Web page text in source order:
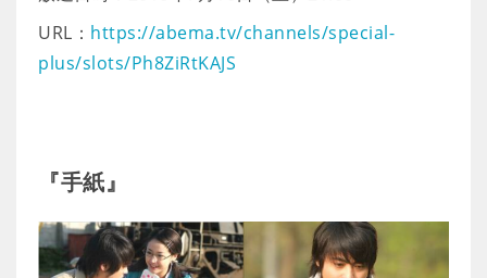
URL： https://abema.tv/channels/special-
plus/slots/Ph8ZiRtKAJS
『手紙』